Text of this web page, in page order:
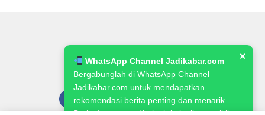
WhatsApp Channel Jadikabar.com
Bergabunglah di WhatsApp Channel
Jadikabar.com untuk mendapatkan
rekomendasi berita penting dan menarik.
✕